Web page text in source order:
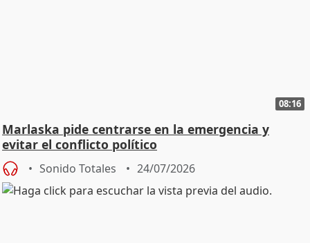
08:16
Marlaska pide centrarse en la emergencia y
evitar el conflicto político
Sonido Totales 24/07/2026